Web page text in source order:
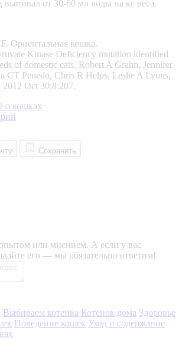
от 30-60 мл воды на кг веса.
Ориентальная кошка.
Kinase Deficiency mutation identified
of domestic cats, Robert A Grahn, Jennifer
CT Penedo, Chris R Helps, Leslie A Lyons,
Oct 30;8:207.
о кошках
Сохранить
или мнением. А если у вас
его — мы обязательно ответим!
Выбираем котенка Котенок дома Здоровье
Поведение кошек Уход и содержание